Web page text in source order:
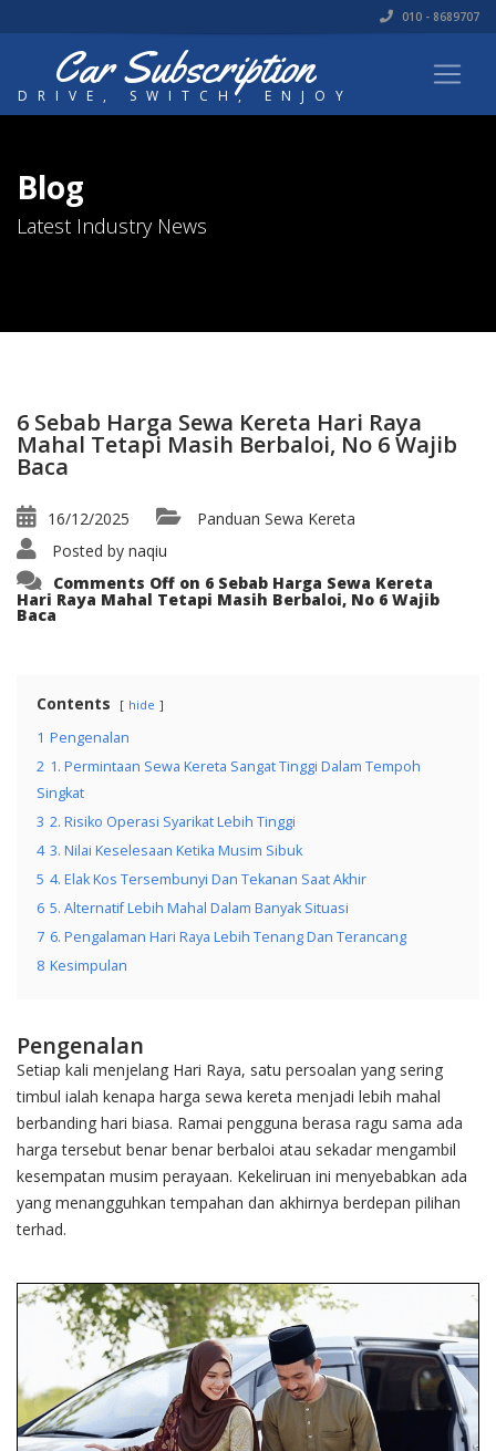
010 - 8689707
Car Subscription
DRIVE, SWITCH, ENJOY
Blog
Latest Industry News
6 Sebab Harga Sewa Kereta Hari Raya
Mahal Tetapi Masih Berbaloi, No 6 Wajib
Baca
16/12/2025
Panduan Sewa Kereta
Posted by naqiu
Comments Off on 6 Sebab Harga Sewa Kereta
Hari Raya Mahal Tetapi Masih Berbaloi, No 6 Wajib
Baca
Contents hide
1 Pengenalan
2 1. Permintaan Sewa Kereta Sangat Tinggi Dalam Tempoh
Singkat
3 2. Risiko Operasi Syarikat Lebih Tinggi
4 3. Nilai Keselesaan Ketika Musim Sibuk
5 4. Elak Kos Tersembunyi Dan Tekanan Saat Akhir
6 5. Alternatif Lebih Mahal Dalam Banyak Situasi
7 6. Pengalaman Hari Raya Lebih Tenang Dan Terancang
8 Kesimpulan
Pengenalan
Setiap kali menjelang Hari Raya, satu persoalan yang sering
timbul ialah kenapa harga sewa kereta menjadi lebih mahal
berbanding hari biasa. Ramai pengguna berasa ragu sama ada
harga tersebut benar benar berbaloi atau sekadar mengambil
kesempatan musim perayaan. Kekeliruan ini menyebabkan ada
yang menangguhkan tempahan dan akhirnya berdepan pilihan
terhad.